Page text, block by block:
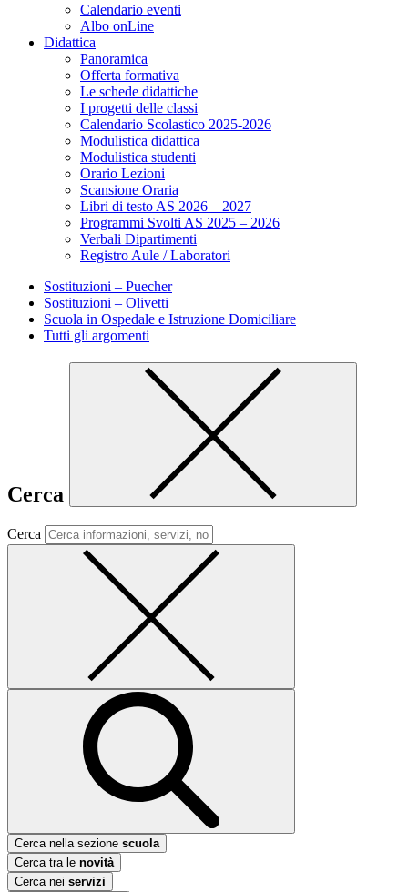
Calendario eventi
Albo onLine
Didattica
Panoramica
Offerta formativa
Le schede didattiche
I progetti delle classi
Calendario Scolastico 2025-2026
Modulistica didattica
Modulistica studenti
Orario Lezioni
Scansione Oraria
Libri di testo AS 2026 – 2027
Programmi Svolti AS 2025 – 2026
Verbali Dipartimenti
Registro Aule / Laboratori
Sostituzioni – Puecher
Sostituzioni – Olivetti
Scuola in Ospedale e Istruzione Domiciliare
Tutti gli argomenti
Cerca
Cerca
Cerca nella sezione scuola
Cerca tra le novità
Cerca nei servizi